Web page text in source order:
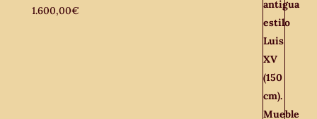
1.600,00€